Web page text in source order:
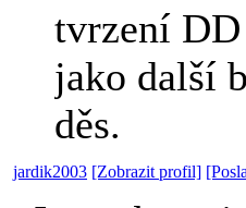
tvrzení DD
jako další
děs.
jardik2003 [Zobrazit profil]